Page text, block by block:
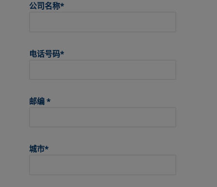
公司名称*
电话号码*
邮编*
城市*